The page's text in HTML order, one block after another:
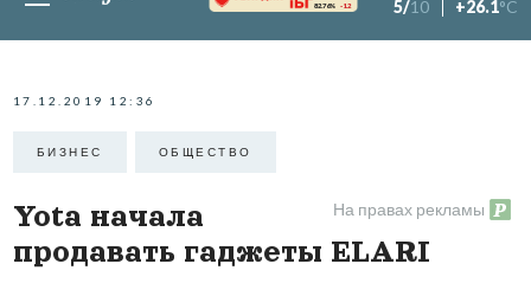
82.76% -1.2 5/10 +26.1°C
17.12.2019 12:36
БИЗНЕС ОБЩЕСТВО
На правах рекламы
Yota начала
продавать гаджеты ELARI